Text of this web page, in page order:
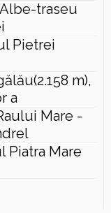
traseu
Pietrei
m),
a
Mare -
Piatra Mare